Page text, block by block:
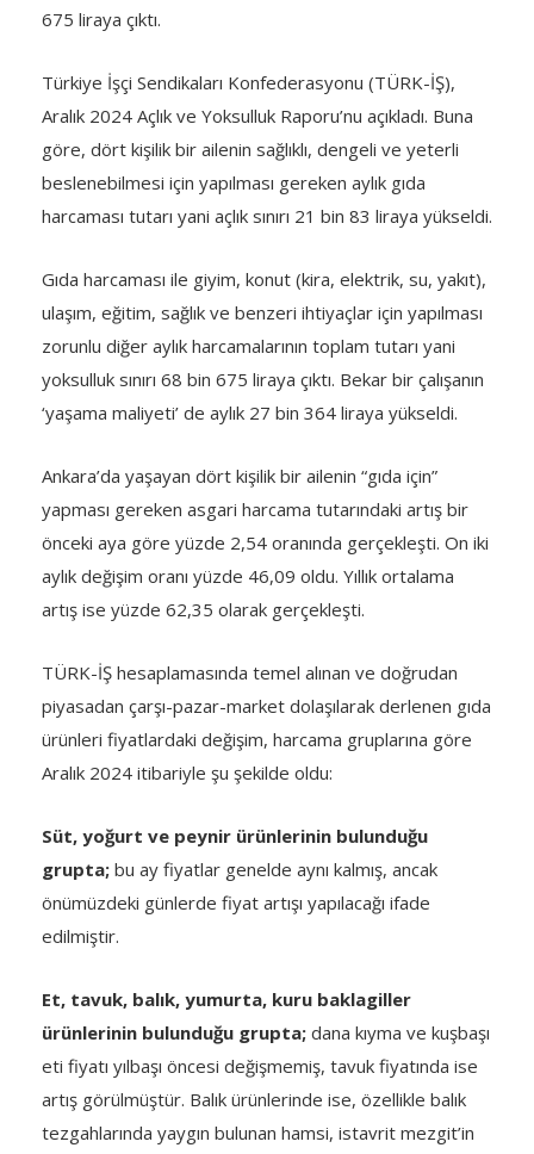
675 liraya çıktı.
Türkiye İşçi Sendikaları Konfederasyonu (TÜRK-İŞ),
Aralık 2024 Açlık ve Yoksulluk Raporu’nu açıkladı. Buna
göre, dört kişilik bir ailenin sağlıklı, dengeli ve yeterli
beslenebilmesi için yapılması gereken aylık gıda
harcaması tutarı yani açlık sınırı 21 bin 83 liraya yükseldi.
Gıda harcaması ile giyim, konut (kira, elektrik, su, yakıt),
ulaşım, eğitim, sağlık ve benzeri ihtiyaçlar için yapılması
zorunlu diğer aylık harcamalarının toplam tutarı yani
yoksulluk sınırı 68 bin 675 liraya çıktı. Bekar bir çalışanın
‘yaşama maliyeti’ de aylık 27 bin 364 liraya yükseldi.
Ankara’da yaşayan dört kişilik bir ailenin “gıda için”
yapması gereken asgari harcama tutarındaki artış bir
önceki aya göre yüzde 2,54 oranında gerçekleşti. On iki
aylık değişim oranı yüzde 46,09 oldu. Yıllık ortalama
artış ise yüzde 62,35 olarak gerçekleşti.
TÜRK-İŞ hesaplamasında temel alınan ve doğrudan
piyasadan çarşı-pazar-market dolaşılarak derlenen gıda
ürünleri fiyatlardaki değişim, harcama gruplarına göre
Aralık 2024 itibariyle şu şekilde oldu:
Süt, yoğurt ve peynir ürünlerinin bulunduğu
grupta; bu ay fiyatlar genelde aynı kalmış, ancak
önümüzdeki günlerde fiyat artışı yapılacağı ifade
edilmiştir.
Et, tavuk, balık, yumurta, kuru baklagiller
ürünlerinin bulunduğu grupta; dana kıyma ve kuşbaşı
eti fiyatı yılbaşı öncesi değişmemiş, tavuk fiyatında ise
artış görülmüştür. Balık ürünlerinde ise, özellikle balık
tezgahlarında yaygın bulunan hamsi, istavrit mezgit’in